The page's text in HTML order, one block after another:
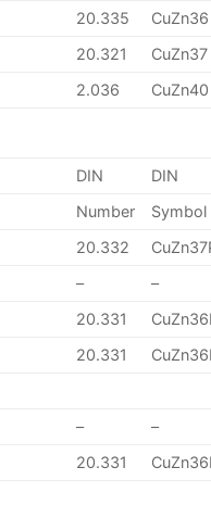
20.335
CuZn36
20.321
CuZn37
2.036 CuZn40
DIN
DIN
Number
Symbol
20.332
–
–
20.331
20.331
–
–
20.331